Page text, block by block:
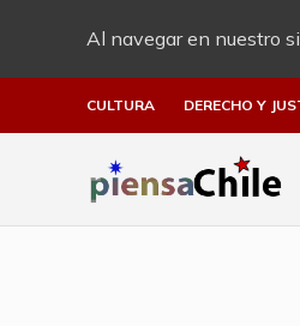
Al navegar en nuestro
CULTURA DERECHO Y